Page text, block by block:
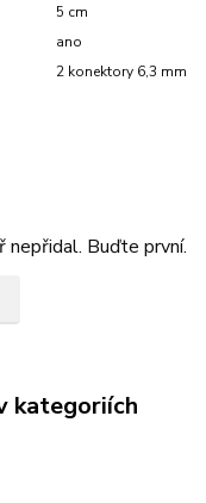
5 cm
ano
2 konektory 6,3 mm
nepřidal. Buďte první.
kategoriích